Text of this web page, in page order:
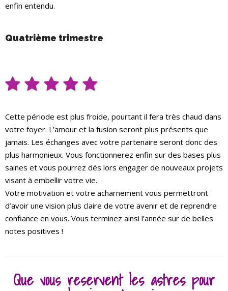
enfin entendu.
Quatrième trimestre
Cette période est plus froide, pourtant il fera très chaud dans
votre foyer. L’amour et la fusion seront plus présents que
jamais. Les échanges avec votre partenaire seront donc des
plus harmonieux. Vous fonctionnerez enfin sur des bases plus
saines et vous pourrez dés lors engager de nouveaux projets
visant à embellir votre vie.
Votre motivation et votre acharnement vous permettront
d’avoir une vision plus claire de votre avenir et de reprendre
confiance en vous. Vous terminez ainsi l’année sur de belles
notes positives !
Que vous reservent les astres pour